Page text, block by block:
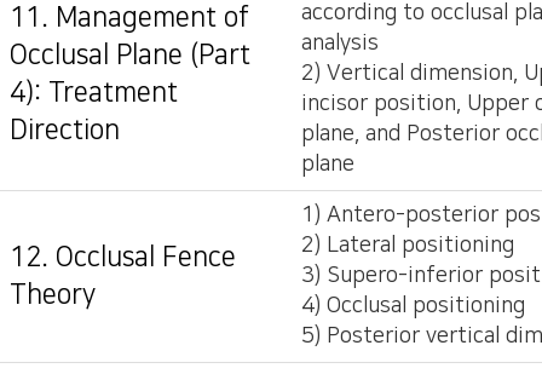
11. Management of
Occlusal Plane (Part
4): Treatment
Direction
according to occlusal
analysis
2) Vertical dimension,
incisor position, Upper
plane, and Posterior
plane
12. Occlusal Fence
Theory
1) Antero-posterior
2) Lateral positioning
3) Supero-inferior
4) Occlusal positioning
5) Posterior vertical